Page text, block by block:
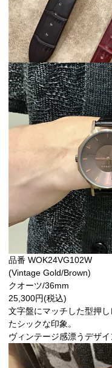
品番 WOK24VG102W
(Vintage Gold/Brown)
クオーツ/36mm
25,300円(税込)
文字盤にマッチした型押
たシックな印象。
ヴィンテージ感漂うデザ